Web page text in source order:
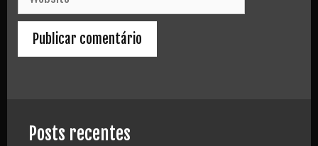
Posts recentes